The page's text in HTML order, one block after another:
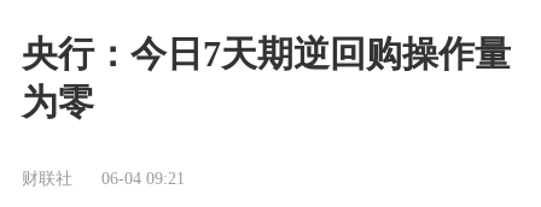
央行：今日7天期逆回购操作量
为零
财联社 06-04 09:21